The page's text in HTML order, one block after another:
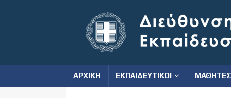
ΑΡΧΙΚΗ ΕΚΠΑΙΔΕΥΤΙΚΟΙ ΜΑΘΗΤΕΣ